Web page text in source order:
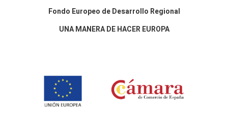
Fondo Europeo de Desarrollo Regional
UNA MANERA DE HACER EUROPA